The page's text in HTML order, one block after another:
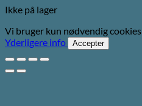
Ikke på lager
Vi bruger kun nødvendig cookies
Yderligere info
Accepter